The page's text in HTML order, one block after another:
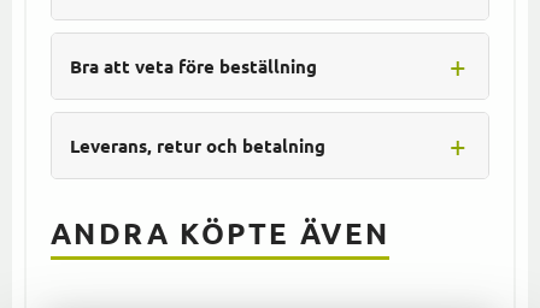
Bra att veta före beställning
Leverans, retur och betalning
ANDRA KÖPTE ÄVEN